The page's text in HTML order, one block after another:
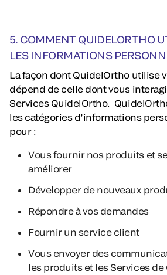
5. COMMENT QUIDELORTHO
LES INFORMATIONS
La façon dont QuidelOrtho utilise
dépend de celle dont vous
Services QuidelOrtho.
les catégories d’informations
pour :
Vous fournir nos produits et
améliorer
Développer de nouveaux
Répondre à vos demandes
Fournir un service client
Vous envoyer des
les produits et les Services